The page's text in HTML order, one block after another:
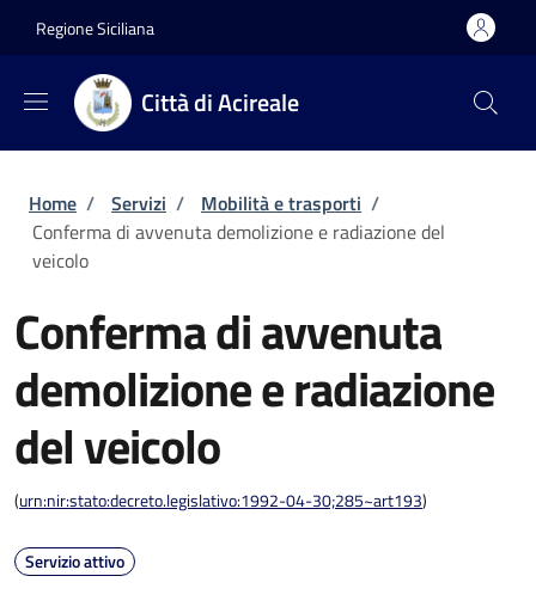
Regione Siciliana
Città di Acireale
Briciole di pane
Home / Servizi / Mobilità e trasporti /
Conferma di avvenuta demolizione e radiazione del
veicolo
Conferma di avvenuta
demolizione e radiazione
del veicolo
(urn:nir:stato:decreto.legislativo:1992-04-30;285~art193)
Servizio attivo